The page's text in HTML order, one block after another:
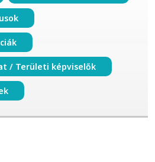
/ Területi képviselők